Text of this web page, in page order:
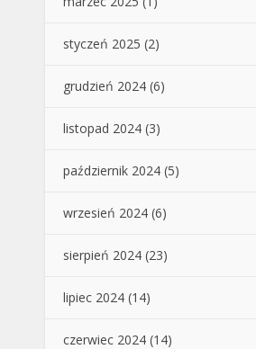
styczeń 2025 (2)
grudzień 2024 (6)
listopad 2024 (3)
październik 2024 (5)
wrzesień 2024 (6)
sierpień 2024 (23)
lipiec 2024 (14)
czerwiec 2024 (14)